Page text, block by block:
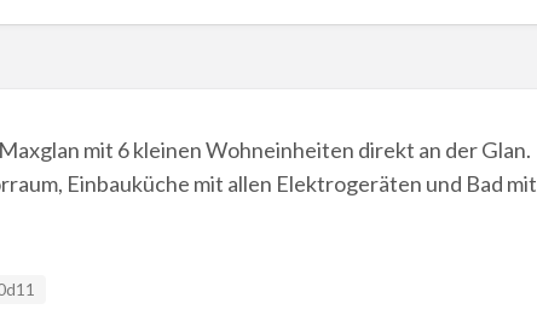
mit 6 kleinen Wohneinheiten direkt an der Glan.
Einbauküche mit allen Elektrogeräten und Bad mit